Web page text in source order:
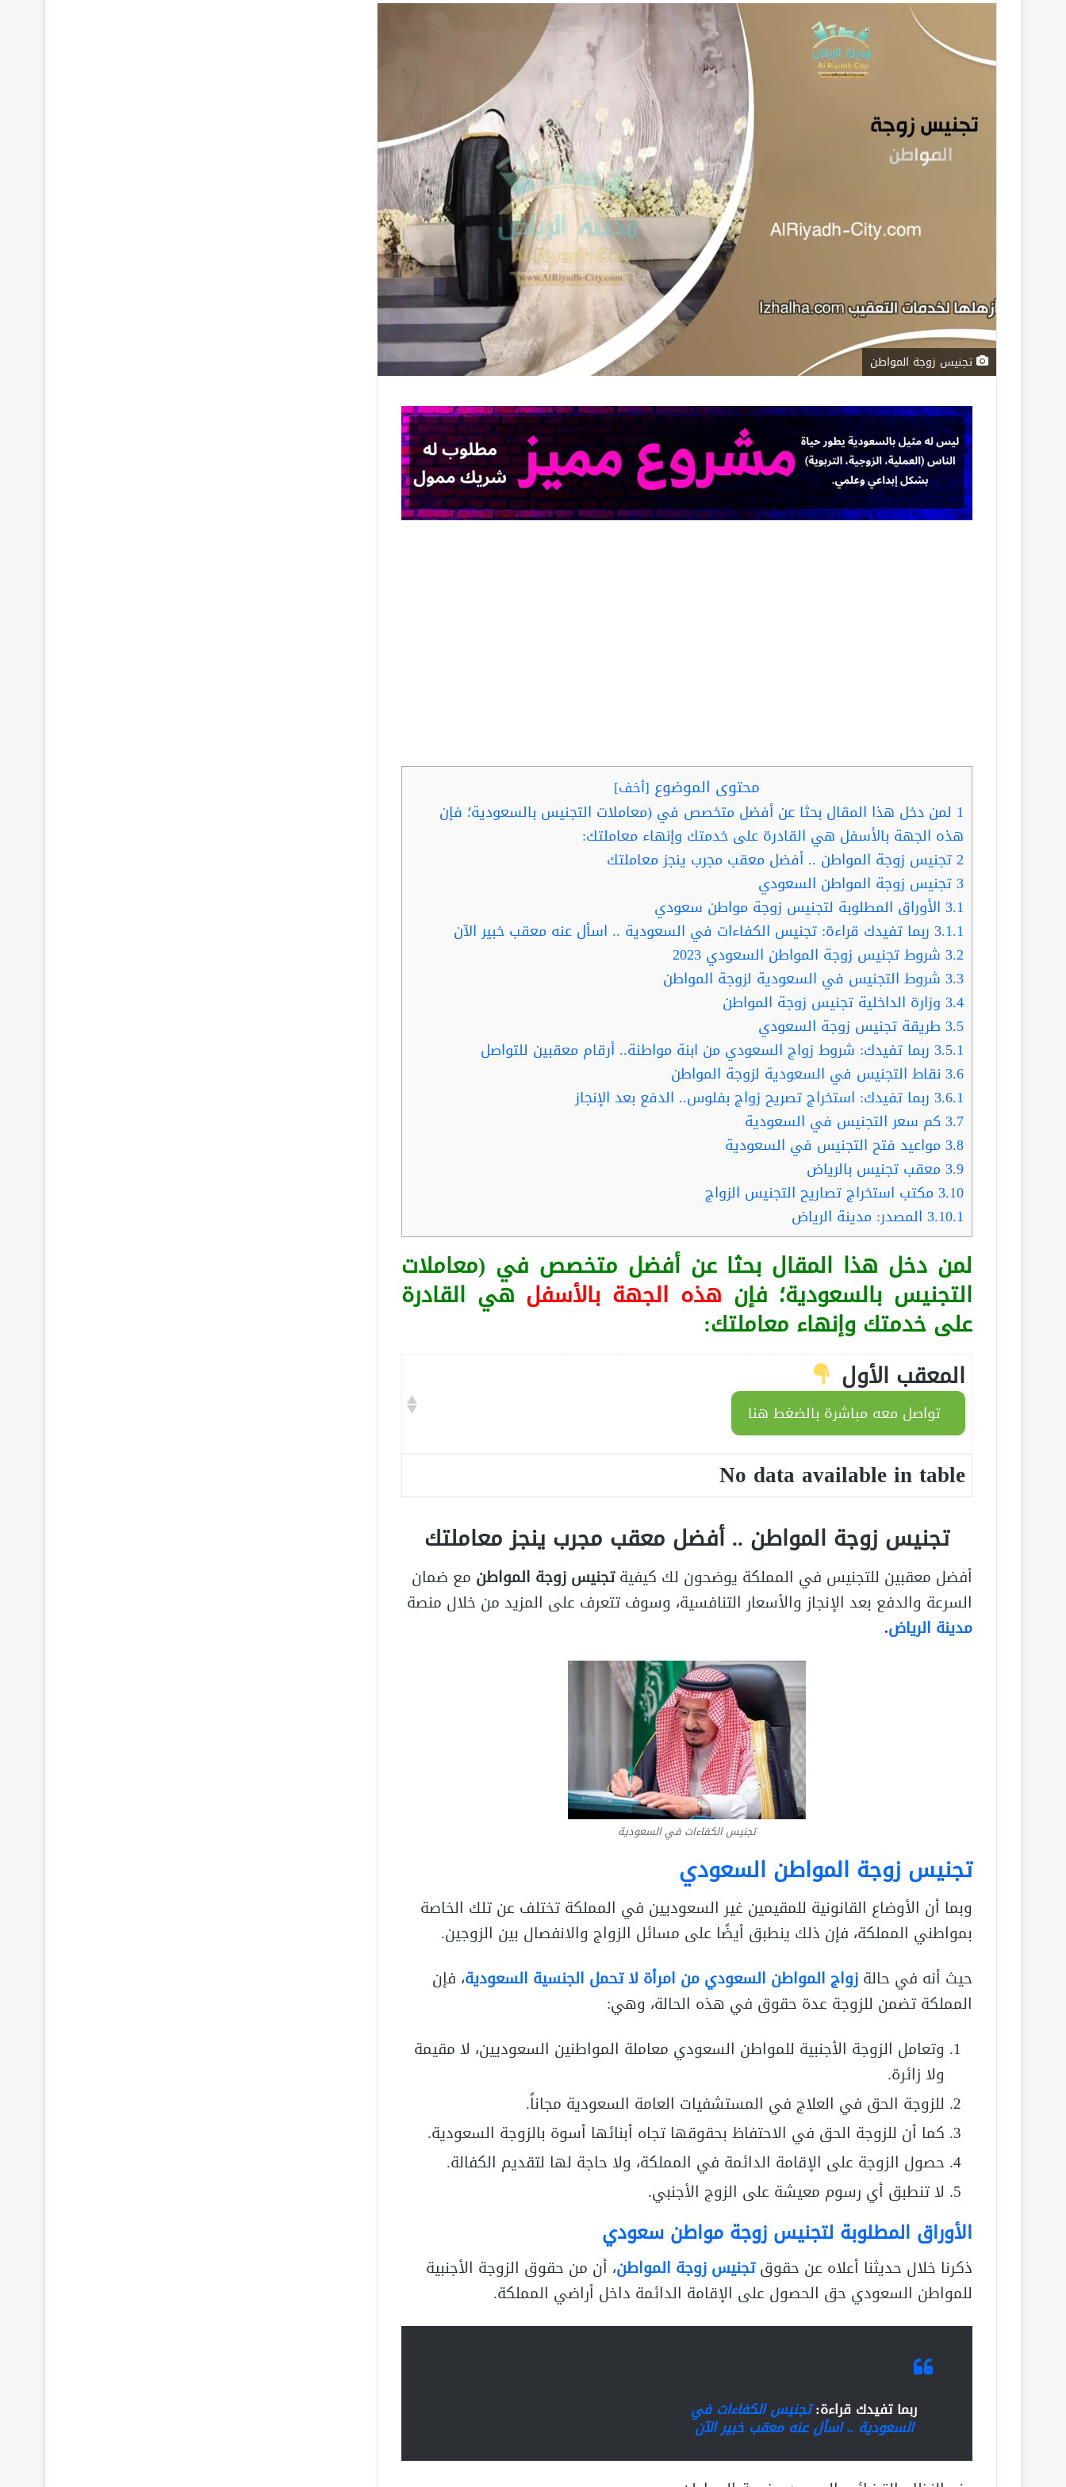
تجنيس زوجة المواطن
محتوى الموضوع [أخف]
1 لمن دخل هذا المقال بحثا عن أفضل متخصص في (معاملات التجنيس بالسعودية؛ فإن
هذه الجهة بالأسفل هي القادرة على خدمتك وإنهاء معاملتك:
2تجنيس زوجة المواطن .. أفضل معقب مجرب ينجز معاملتك
3تجنيس زوجة المواطن السعودي
3.1 الأوراق المطلوبة لتجنيس زوجة مواطن سعودي
3.1.1 ربما تفيدك قراءة: تجنيس الكفاءات في السعودية .. اسأل عنه معقب خبير الآن
3.2 شروط تجنيس زوجة المواطن السعودي 2023
3.3 شروط التجنيس في السعودية لزوجة المواطن
3.4 وزارة الداخلية تجنيس زوجة المواطن
3.5 طريقة تجنيس زوجة السعودي
3.5.1 ربما تفيدك: شروط زواج السعودي من ابنة مواطنة.. أرقام معقبين للتواصل
3.6 نقاط التجنيس في السعودية لزوجة المواطن
3.6.1 ربما تفيدك: استخراج تصريح زواج بفلوس.. الدفع بعد الإنجاز
3.7 كم سعر التجنيس في السعودية
3.8مواعيد فتح التجنيس في السعودية
3.9معقب تجنيس بالرياض
3.10مكتب استخراج تصاريح التجنيس الزواج
3.10.1 المصدر: مدينة الرياض
لمن دخل هذا المقال بحثا عن أفضل متخصص في (معاملات
التجنيس بالسعودية؛ فإن هذه الجهة بالأسفل هي القادرة
على خدمتك وإنهاء معاملتك:
المعقب الأول
تواصل معه مباشرة بالضغط هنا
No data available in table
تجنيس زوجة المواطن .. أفضل معقب مجرب ينجز معاملتك
أفضل معقبين للتجنيس في المملكة يوضحون لك كيفيةتجنيس زوجة المواطن مع ضمان
السرعة والدفع بعد الإنجاز والأسعار التنافسية، وسوف تتعرف على المزيد من خلال منصة
مدينة الرياض.
تجنيس الكفاءات في السعودية
تجنيس زوجة المواطن السعودي
وبما أن الأوضاع القانونية للمقيمين غير السعوديين في المملكة تختلف عن تلك الخاصة
بمواطني المملكة، فإن ذلك ينطبق أيضًا على مسائل الزواج والانفصال بين الزوجين.
حيث أنه في حالةزواج المواطن السعودي من امرأة لا تحمل الجنسية السعودية، فإن
المملكة تضمن للزوجة عدة حقوق في هذه الحالة، وهي:
وتعامل الزوجة الأجنبية للمواطن السعودي معاملة المواطنين السعوديين، لا مقيمة
ولا زائرة.
للزوجة الحق في العلاج في المستشفيات العامة السعودية مجاناً.
كما أن للزوجة الحق في الاحتفاظ بحقوقها تجاه أبنائها أسوة بالزوجة السعودية.
حصول الزوجة على الإقامة الدائمة في المملكة، ولا حاجة لها لتقديم الكفالة.
لا تنطبق أي رسوم معيشة على الزوج الأجنبي.
الأوراق المطلوبة لتجنيس زوجة مواطن سعودي
ذكرنا خلال حديثنا أعلاه عن حقوقتجنيس زوجة المواطن، أن من حقوق الزوجة الأجنبية
للمواطن السعودي حق الحصول على الإقامة الدائمة داخل أراضي المملكة.
ربما تفيدك قراءة:تجنيس الكفاءات في
السعودية .. اسأل عنه معقب خبير الآن